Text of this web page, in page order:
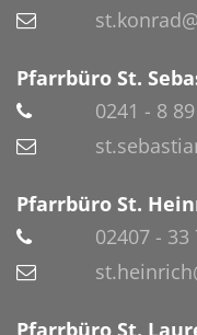
Pfarrbüro St.
0241 - 8
Pfarrbüro St.
02407 - 33